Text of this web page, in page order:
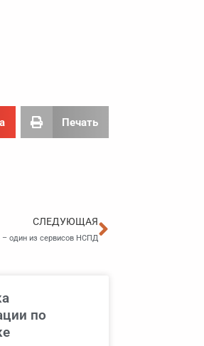
Печать
СЛЕДУЮЩАЯ
один из сервисов НСПД
по